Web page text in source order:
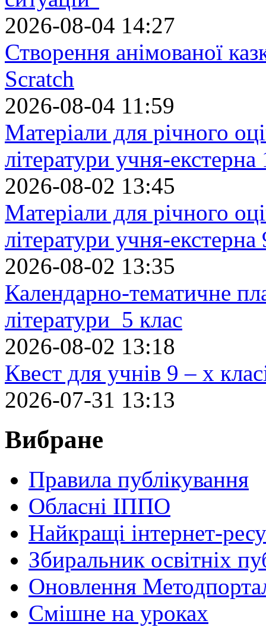
2026-08-04 14:27
Створення анімованої
Scratch
2026-08-04 11:59
Матеріали для річного
літератури учня-екстерна
2026-08-02 13:45
Матеріали для річного
літератури учня-екстерна
2026-08-02 13:35
Календарно-тематичне
літератури 5 клас
2026-08-02 13:18
Квест для учнів 9 – х
2026-07-31 13:13
Вибране
Правила публікування
Обласні ІППО
Найкращі інтернет-
Збиральник освітніх
Оновлення
Cмішне на уроках